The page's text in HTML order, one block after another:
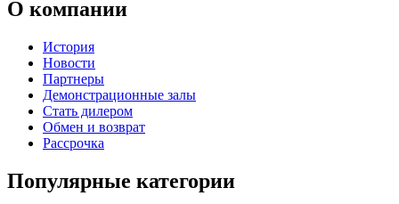
О компании
История
Новости
Партнеры
Демонстрационные залы
Стать дилером
Обмен и возврат
Рассрочка
Популярные категории